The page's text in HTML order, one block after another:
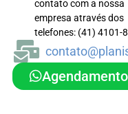
contato com a nossa
empresa através dos
telefones: (41) 4101-